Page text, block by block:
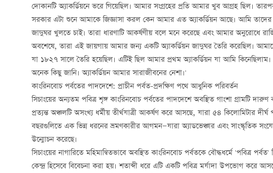
দোকানটি অ্যাকর্ডিয়নে ভরে গিয়েছিল। আমার সংগ্রহের প্রতি আমার খুব আগ্রহ ছিল।
সরকার এটা শুনে আমাকে জিজ্ঞাসা করল কেন আমার এত অ্যাকর্ডিয়ন আছে। আমি
জাদুঘর খুলতে চাই। তারা ধারণাটি আকর্ষণীয় বলে মনে করেছে এবং আমার অনুরোধে রাজি
অবশেষে, তারা এই জায়গায় আমার জন্য একটি অ্যাকর্ডিয়ন জাদুঘর তৈরি করেছিল।
যা ১৮২৭ সালে তৈরি হয়েছিল। এটিই ছিল আমার প্রথম অ্যাকর্ডিয়ন যা আমি
অনেক কিছু জানি। অ্যাকর্ডিয়ন আমার সারাজীবনের নেশা।'
কাংরিনবোচ পর্বতের পাদদেশে: প্রাচীন পর্বত-প্রদক্ষিণ পথে আধুনিক পরিবর্তন
সিচাংয়ের অন্যতম পবিত্র শৃঙ্গ কাংরিনবোচ পর্বতের পাদদেশে অবস্থিত গাংশা গ্রামটি
প্রত্যন্ত অঞ্চলটি অসংখ্য ধর্মীয় তীর্থযাত্রী আকর্ষণ করে আসছে, যারা ৫৪ কিলোমিটার
বছরগুলিতে এক ভিন্ন ধরনের ভ্রমণকারীর আগমন—যারা অ্যাডভেঞ্চার এবং সাংস্কৃতিক
উন্মোচন করেছে।
সিচাংয়ের নাগারিতে মহিমান্বিতভাবে অবস্থিত কাংরিনবোচ পর্বতকে বৌদ্ধধর্মে 'পবিত্র
কেন্দ্র হিসেবে বিবেচনা করা হয়। শতাব্দী ধরে এটি একটি পবিত্র মর্যাদা উপভোগ করে